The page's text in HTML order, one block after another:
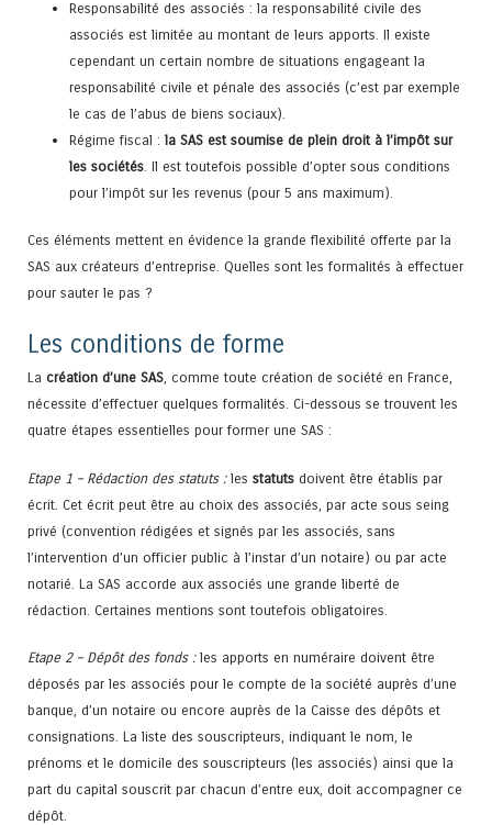
Responsabilité des associés : la responsabilité civile des
associés est limitée au montant de leurs apports. Il existe
cependant un certain nombre de situations engageant la
responsabilité civile et pénale des associés (c’est par exemple
le cas de l’abus de biens sociaux).
Régime fiscal :la SAS est soumise de plein droit à l’impôt sur
les sociétés . Il est toutefois possible d’opter sous conditions
pour l’impôt sur les revenus (pour 5 ans maximum).
Ces éléments mettent en évidence la grande flexibilité offerte par la
SAS aux créateurs d’entreprise. Quelles sont les formalités à effectuer
pour sauter le pas ?
Les conditions de forme
La création d’une SAS, comme toute création de société en France,
nécessite d’effectuer quelques formalités. Ci-dessous se trouvent les
quatre étapes essentielles pour former une SAS :
Etape 1 – Rédaction des statuts :les statuts doivent être établis par
écrit. Cet écrit peut être au choix des associés, par acte sous seing
privé (convention rédigées et signés par les associés, sans
l’intervention d’un officier public à l’instar d’un notaire) ou par acte
notarié. La SAS accorde aux associés une grande liberté de
rédaction. Certaines mentions sont toutefois obligatoires.
Etape 2 – Dépôt des fonds :les apports en numéraire doivent être
déposés par les associés pour le compte de la société auprès d’une
banque, d’un notaire ou encore auprès de la Caisse des dépôts et
consignations. La liste des souscripteurs, indiquant le nom, le
prénoms et le domicile des souscripteurs (les associés) ainsi que la
part du capital souscrit par chacun d’entre eux, doit accompagner ce
dépôt.